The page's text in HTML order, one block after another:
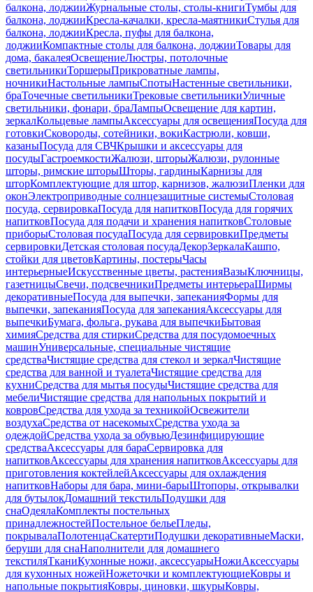
балкона, лоджииЖурнальные столы, столы-книгиТумбы для
балкона, лоджииКресла-качалки, кресла-маятникиСтулья для
балкона, лоджииКресла, пуфы для балкона,
лоджииКомпактные столы для балкона, лоджииТовары для
дома, бакалеяОсвещениеЛюстры, потолочные
светильникиТоршерыПрикроватные лампы,
ночникиНастольные лампыСпотыНастенные светильники,
браТочечные светильникиТрековые светильникиУличные
светильники, фонари, браЛампыОсвещение для картин,
зеркалКольцевые лампыАксессуары для освещенияПосуда для
готовкиСковороды, сотейники, вокиКастрюли, ковши,
казаныПосуда для СВЧКрышки и аксессуары для
посудыГастроемкостиЖалюзи, шторыЖалюзи, рулонные
шторы, римские шторыШторы, гардиныКарнизы для
шторКомплектующие для штор, карнизов, жалюзиПленки для
оконЭлектроприводные солнцезащитные системыСтоловая
посуда, сервировкаПосуда для напитковПосуда для горячих
напитковПосуда для подачи и хранения напитковСтоловые
приборыСтоловая посудаПосуда для сервировкиПредметы
сервировкиДетская столовая посудаДекорЗеркалаКашпо,
стойки для цветовКартины, постерыЧасы
интерьерныеИскусственные цветы, растенияВазыКлючницы,
газетницыСвечи, подсвечникиПредметы интерьераШирмы
декоративныеПосуда для выпечки, запеканияФормы для
выпечки, запеканияПосуда для запеканияАксессуары для
выпечкиБумага, фольга, рукава для выпечкиБытовая
химияСредства для стиркиСредства для посудомоечных
машинУниверсальные, специальные чистящие
средстваЧистящие средства для стекол и зеркалЧистящие
средства для ванной и туалетаЧистящие средства для
кухниСредства для мытья посудыЧистящие средства для
мебелиЧистящие средства для напольных покрытий и
ковровСредства для ухода за техникойОсвежители
воздухаСредства от насекомыхСредства ухода за
одеждойСредства ухода за обувьюДезинфицирующие
средстваАксессуары для бараСервировка для
напитковАксессуары для хранения напитковАксессуары для
приготовления коктейлейАксессуары для охлаждения
напитковНаборы для бара, мини-барыШтопоры, открывалки
для бутылокДомашний текстильПодушки для
снаОдеялаКомплекты постельных
принадлежностейПостельное бельеПледы,
покрывалаПолотенцаСкатертиПодушки декоративныеМаски,
беруши для снаНаполнители для домашнего
текстиляТканиКухонные ножи, аксессуарыНожиАксессуары
для кухонных ножейНожеточки и комплектующиеКовры и
напольные покрытияКовры, циновки, шкурыКовры,